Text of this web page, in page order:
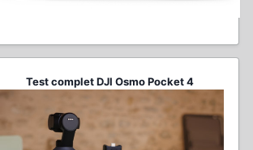
Test complet DJI Osmo Pocket 4